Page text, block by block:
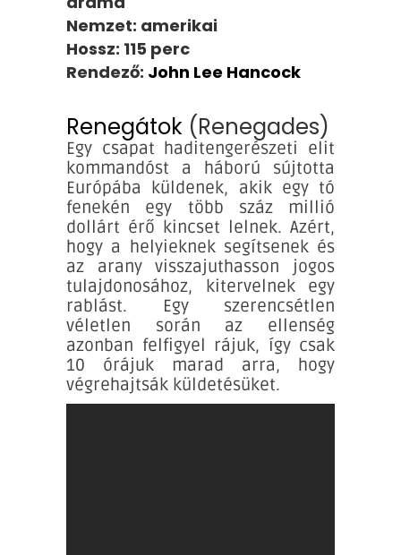
Nemzet: amerikai
Hossz: 115 perc
Rendező: John Lee Hancock
Renegátok (Renegades)
Egy csapat haditengerészeti elit
kommandóst a háború sújtotta
Európába küldenek, akik egy tó
fenekén egy több száz millió
dollárt érő kincset lelnek. Azért,
hogy a helyieknek segítsenek és
az arany visszajuthasson jogos
tulajdonosához, kitervelnek egy
rablást. Egy szerencsétlen
véletlen során az ellenség
azonban felfigyel rájuk, így csak
10 órájuk marad arra, hogy
végrehajtsák küldetésüket.